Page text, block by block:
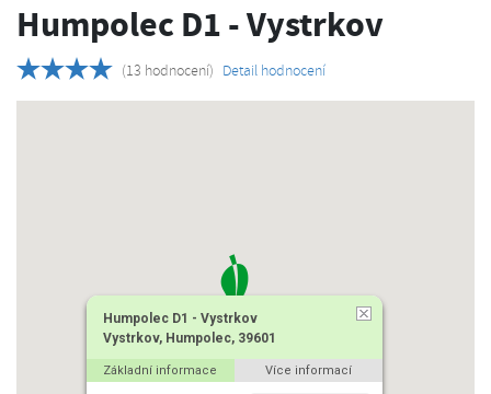
Humpolec D1 - Vystrkov
(13 hodnocení) Detail hodnocení
Humpolec D1 - Vystrkov
Vystrkov, Humpolec, 39601
Základní informace Více informací